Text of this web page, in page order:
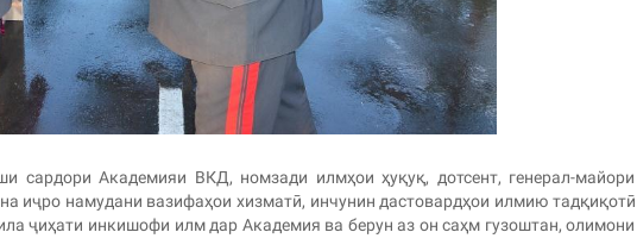
сардори Академияи ВКД, номзади илмҳои ҳуқуқ, дотсент, генерал-майори
иҷро намудани вазифаҳои хизматӣ, инчунин дастовардҳои илмию тадқиқотӣ
ҷиҳати инкишофи илм дар Академия ва берун аз он саҳм гузоштан, олимони